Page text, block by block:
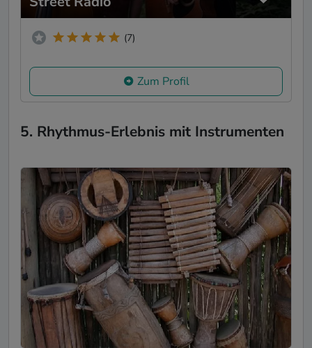
(7)
Zum Profil
5. Rhythmus-Erlebnis mit Instrumenten